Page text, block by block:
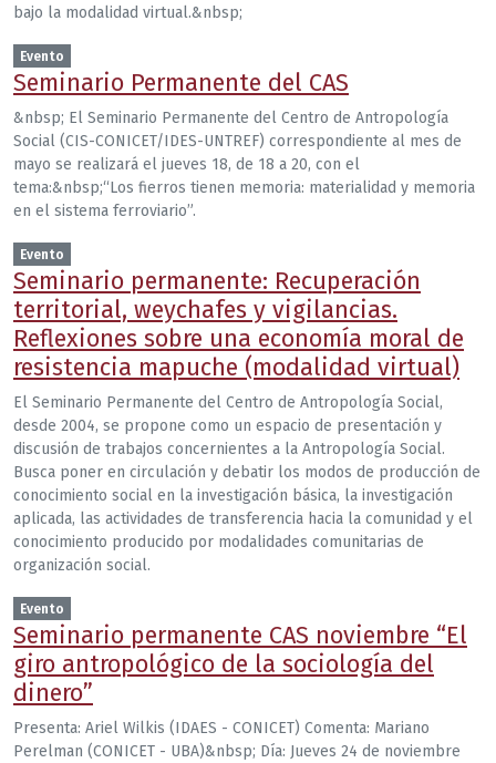
bajo la modalidad virtual.&nbsp;
Evento
Seminario Permanente del CAS
&nbsp; El Seminario Permanente del Centro de Antropología
Social (CIS-CONICET/IDES-UNTREF) correspondiente al mes de
mayo se realizará el jueves 18, de 18 a 20, con el
tema:&nbsp;“Los fierros tienen memoria: materialidad y memoria
en el sistema ferroviario”.
Evento
Seminario permanente: Recuperación
territorial, weychafes y vigilancias.
Reflexiones sobre una economía moral de
resistencia mapuche (modalidad virtual)
El Seminario Permanente del Centro de Antropología Social,
desde 2004, se propone como un espacio de presentación y
discusión de trabajos concernientes a la Antropología Social.
Busca poner en circulación y debatir los modos de producción de
conocimiento social en la investigación básica, la investigación
aplicada, las actividades de transferencia hacia la comunidad y el
conocimiento producido por modalidades comunitarias de
organización social.
Evento
Seminario permanente CAS noviembre “El
giro antropológico de la sociología del
dinero”
Presenta: Ariel Wilkis (IDAES - CONICET) Comenta: Mariano
Perelman (CONICET - UBA)&nbsp; Día: Jueves 24 de noviembre